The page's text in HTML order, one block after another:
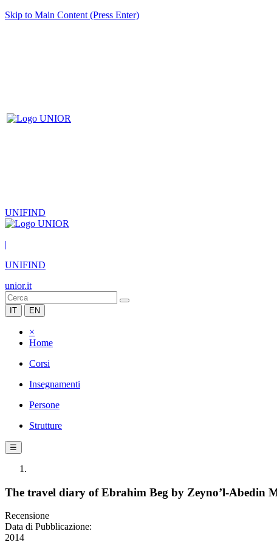
Skip to Main Content (Press Enter)
UNIFIND
|
UNIFIND
unior.it
IT EN
×
Home
Corsi
Insegnamenti
Persone
Strutture
☰
The travel diary of Ebrahim Beg by Zeyno’l-Abedin
Recensione
Data di Pubblicazione:
2014